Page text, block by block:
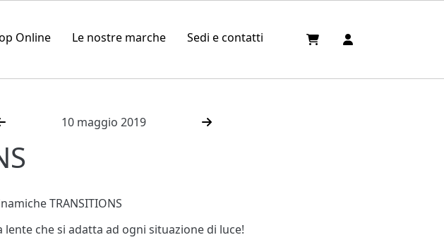
Online Le nostre marche Sedi e contatti
10 maggio 2019
TRANSITIONS
che si adatta ad ogni situazione di luce!